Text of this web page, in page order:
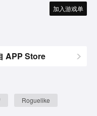
加入游戏单
APP Store
Roguelike